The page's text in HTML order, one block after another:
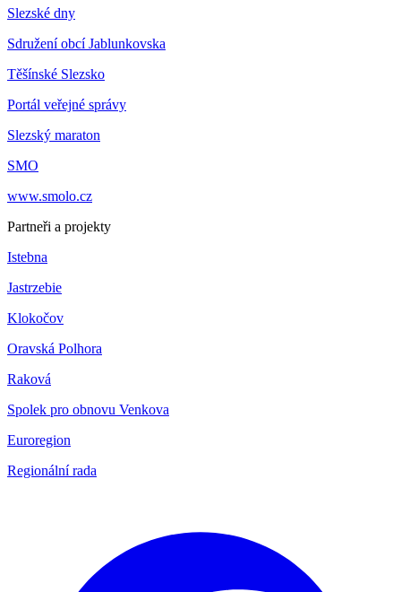
Slezské dny
Sdružení obcí Jablunkovska
Těšínské Slezsko
Portál veřejné správy
Slezský maraton
SMO
www.smolo.cz
Partneři a projekty
Istebna
Jastrzebie
Klokočov
Oravská Polhora
Raková
Spolek pro obnovu Venkova
Euroregion
Regionální rada